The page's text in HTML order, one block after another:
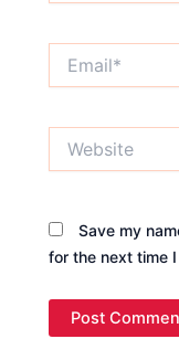
Save my
for the next time